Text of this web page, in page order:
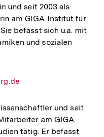
und seit 2003 als
am GIGA Institut für
befasst sich u.a. mit
und sozialen
und seit
am GIGA
tätig. Er befasst